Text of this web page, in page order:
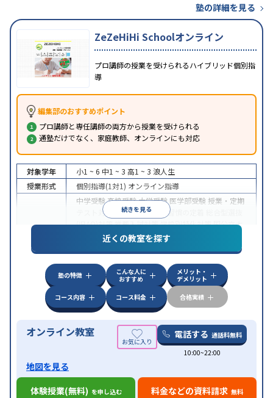
塾の詳細を見る
ZeZeHiHi Schoolオンライン
プロ講師の授業を受けられるハイブリッド個別指
導
編集部のおすすめポイント
プロ講師と専任講師の両方から授業を受けられる
通塾だけでなく、家庭教師、オンラインにも対応
続きを見る
対象学年 小1 ~ 6 中1 ~ 3 高1 ~ 3 浪人生
授業形式
個別指導(1対1) オンライン指導
中学受験高校受験大学受験 医学部受験 授業・定期
テスト対策
内申点対策 学習習慣の定着
(旧AO)対策推薦入試対策学校別特化対策国公立大
私大対策共通テスト対策
英語・英会話特化
特徴
中高一貫校生に対応授業の振替可能 不登校生に対
オンライン対応 1科目から受講可能季節講習の
みの受講可
自習室あり
近くの教室を探す
塾の特徴
こんな人に
おすすめ
メリット・
デメリット
コース内容
コース料金 合格実績
オンライン教室 電話する 通話料無料
10:00~22:00
地図を見る
体験授業(無料) を申し込む 料金などの資料請求 無料